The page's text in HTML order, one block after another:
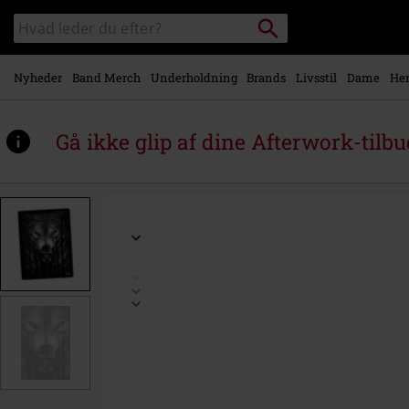
Gå til
hovedindhold
Søg
sortiment
Søg
Nyheder Band Merch Underholdning Brands Livsstil Dame
Gå ikke glip af dine Afterwork-
www.emp-
p/forest-
474990St.html